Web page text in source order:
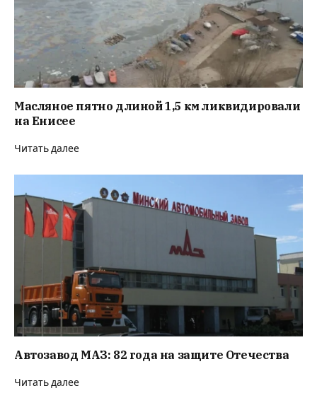
Масляное пятно длиной 1,5 км ликвидировали
на Енисее
Читать далее
Автозавод МАЗ: 82 года на защите Отечества
Читать далее